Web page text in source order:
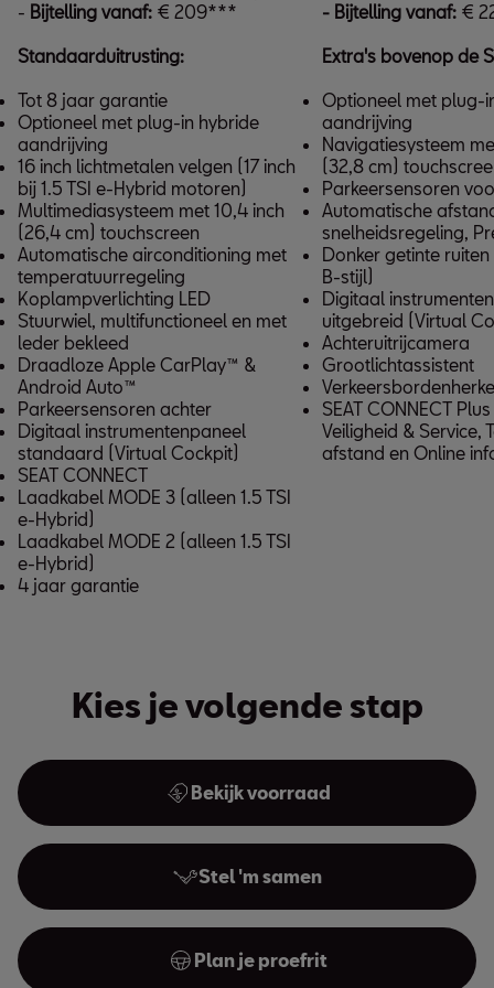
- Bijtelling vanaf: € 209***
Standaarduitrusting:
Tot 8 jaar garantie
Optioneel met plug-in hybride
aandrijving
16 inch lichtmetalen velgen (17 inch
bij 1.5 TSI e-Hybrid motoren)
Multimediasysteem met 10,4 inch
(26,4 cm) touchscreen
Automatische airconditioning met
temperatuurregeling
Koplampverlichting LED
Stuurwiel, multifunctioneel en met
leder bekleed
Draadloze Apple CarPlay™ &
Android Auto™
Parkeersensoren achter
Digitaal instrumentenpaneel
standaard (Virtual Cockpit)
SEAT CONNECT
Laadkabel MODE 3 (alleen 1.5 TSI
e-Hybrid)
Laadkabel MODE 2 (alleen 1.5 TSI
e-Hybrid)
4 jaar garantie
- Bijtelling vanaf: €
Extra's bovenop de
Optioneel met plug-
aandrijving
Navigatiesysteem
(32,8 cm)
Parkeersensoren
Automatische
snelheidsregeling,
Donker getinte
B-stijl)
Digitaal
uitgebreid (Virtual
Achteruitrijcamera
Grootlichtassistent
SEAT CONNECT
Veiligheid & Service,
afstand en Online
Kies je volgende stap
Bekijk voorraad
Stel 'm samen
Plan je proefrit